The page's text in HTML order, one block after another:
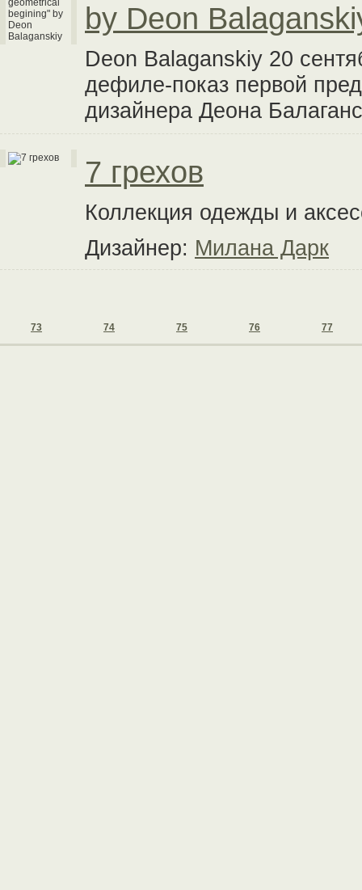
by Deon
Deon Balaganskiy 20
дефиле-показ первой
дизайнера Деона
7 грехов
Коллекция одежды и
Дизайнер: Милана Дарк
73 74 75 76 77